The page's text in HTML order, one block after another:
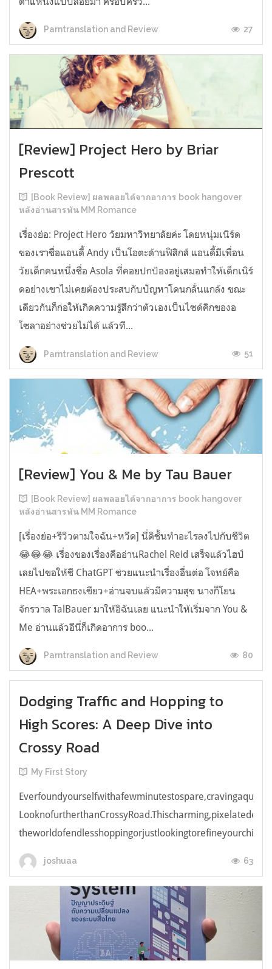
Parntranslation and Review 27
[Review] Project Hero by Briar
Prescott
[Book Review] ผลพลอยได้จากอาการ book hangover
หลังอ่านสารพัน MM Romance
เรื่องย่อ: Project Hero วัยมหาวิทยาลัยค่ะ โดยหนุ่มเนิร์ด
ของเราชื่อแอนดี้ Andy เป็นโอตะด้านฟิสิกส์ แอนดี้มีเพื่อน
วัยเด็กคนหนึ่งชื่อ Asola ที่คอยปกป้องอยู่เสมอทำให้เด็กเนิร์
ดอย่างเขาไม่เคยต้องประสบกับปัญหาโดนกลั่นแกล้ง ขณะ
เดียวกันก็ก่อให้เกิดความรู้สึกว่าตัวเองเป็นไซด์คิกของอ
โซลาอย่างช่วยไม่ได้ แล้วที...
Parntranslation and Review 51
[Review] You & Me by Tau Bauer
[Book Review] ผลพลอยได้จากอาการ book hangover
หลังอ่านสารพัน MM Romance
[เรื่องย่อ+รีวิวตามใจฉัน+หวีด] นี่ดิชั้นทำอะไรลงไปกับชีวิต
😂😂😂 เรื่องของเรื่องคืออ่านRachel Reid เสร็จแล้วไฮป์
เลยไปขอให้ชี ChatGPT ช่วยแนะนำเรื่องอื่นต่อ โจทย์คือ
HEA+พระเอกธงเขียว+อ่านจบแล้วมีความสุข นางก็โยน
จักรวาล TalBauer มาให้อิฉันเลย แนะนำให้เริ่มจาก You &
Me อ่านแล้วอีนี่ก็เกิดอาการ boo...
Parntranslation and Review 80
Dodging Traffic and Hopping to
High Scores: A Deep Dive into
Crossy Road
My First Story
joshuaa 63